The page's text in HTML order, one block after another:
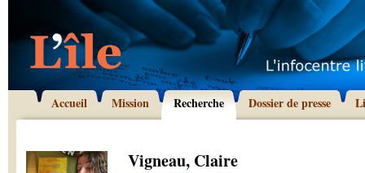
Accueil Mission Recherche Dossier de presse
Vigneau, Claire